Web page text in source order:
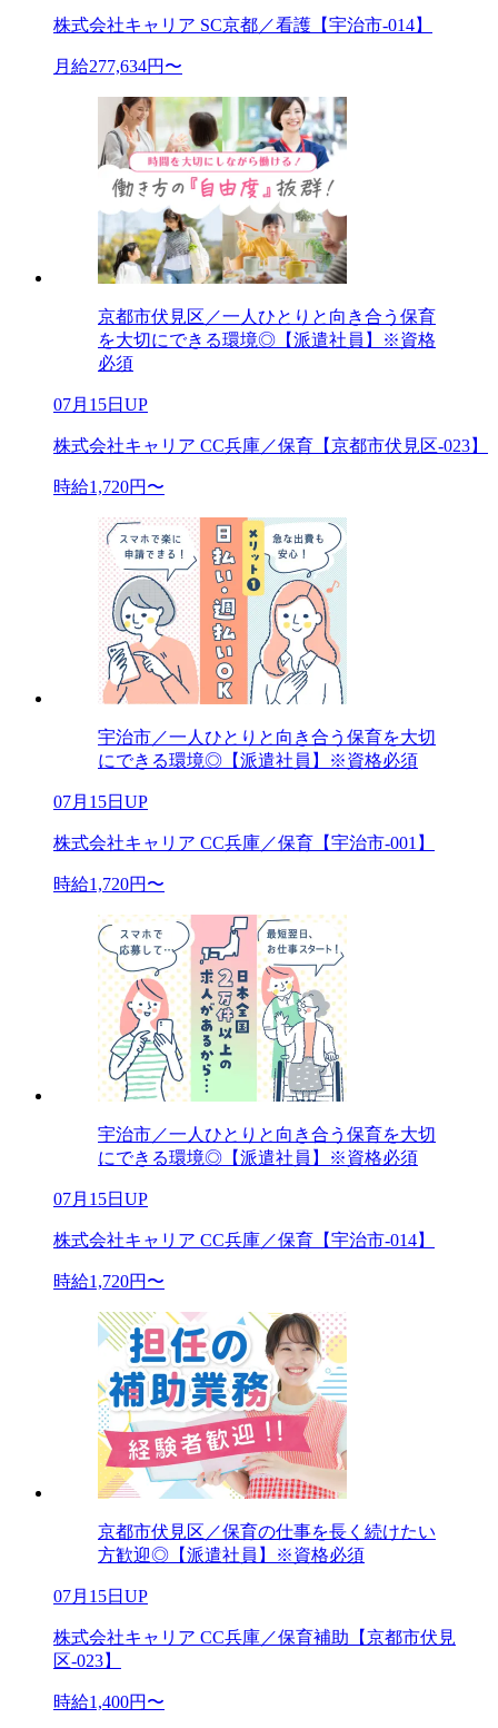
株式会社キャリア SC京都／看護【宇治市-014】
月給277,634円〜
京都市伏見区／一人ひとりと向き合う保育
を大切にできる環境◎【派遣社員】※資格
必須
07月15日UP
株式会社キャリア CC兵庫／保育【京都市伏見区-023】
時給1,720円〜
宇治市／一人ひとりと向き合う保育を大切
にできる環境◎【派遣社員】※資格必須
07月15日UP
株式会社キャリア CC兵庫／保育【宇治市-001】
時給1,720円〜
宇治市／一人ひとりと向き合う保育を大切
にできる環境◎【派遣社員】※資格必須
07月15日UP
株式会社キャリア CC兵庫／保育【宇治市-014】
時給1,720円〜
京都市伏見区／保育の仕事を長く続けたい
方歓迎◎【派遣社員】※資格必須
07月15日UP
株式会社キャリア CC兵庫／保育補助【京都市伏見
区-023】
時給1,400円〜